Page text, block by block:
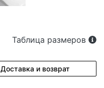
Таблица размеров
Доставка и возврат